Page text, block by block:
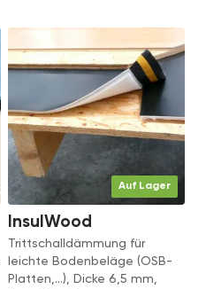
Auf Lager
InsulWood
Trittschalldämmung für
leichte Bodenbeläge (OSB-
Platten,...), Dicke 6,5 mm,